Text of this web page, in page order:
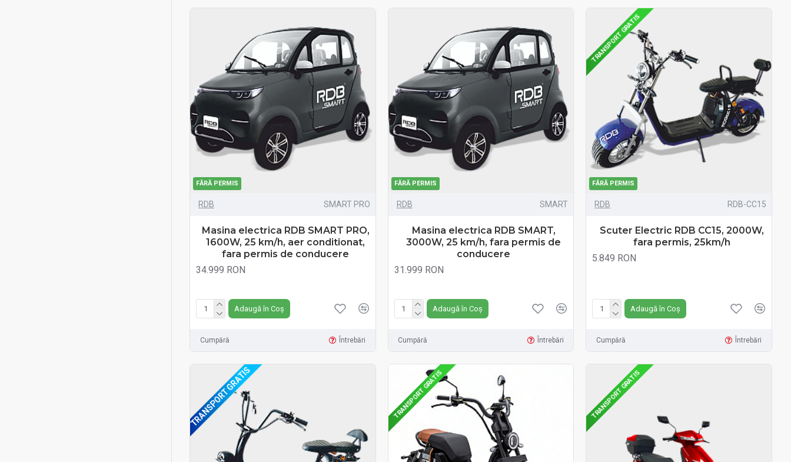
FĂRĂ PERMIS
RDB SMART PRO
Masina electrica RDB SMART PRO,
1600W, 25 km/h, aer conditionat,
fara permis de conducere
34.999 RON
Adaugă în Coș
Cumpără Întrebări
FĂRĂ PERMIS
RDB SMART
Masina electrica RDB SMART,
3000W, 25 km/h, fara permis de
conducere
31.999 RON
Adaugă în Coș
Cumpără Întrebări
FĂRĂ PERMIS
TRANSPORT GRATIS
RDB RDB-CC15
Scuter Electric RDB CC15, 2000W,
fara permis, 25km/h
5.849 RON
Adaugă în Coș
Cumpără Întrebări
TRANSPORT GRATIS TRANSPORT GRATIS TRANSPORT GRATIS